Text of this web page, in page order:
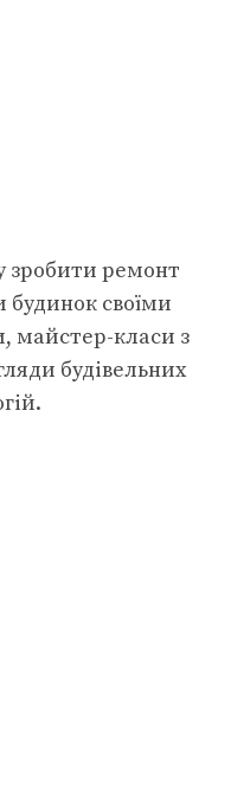
зробити ремонт
будинок своїми
майстер-класи з
будівельних